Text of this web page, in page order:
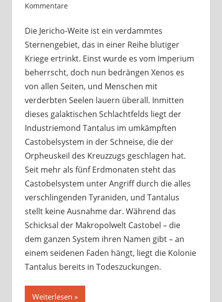
Kommentare
Die Jericho-Weite ist ein verdammtes
Sternengebiet, das in einer Reihe blutiger
Kriege ertrinkt. Einst wurde es vom Imperium
beherrscht, doch nun bedrängen Xenos es
von allen Seiten, und Menschen mit
verderbten Seelen lauern überall. Inmitten
dieses galaktischen Schlachtfelds liegt der
Industriemond Tantalus im umkämpften
Castobelsystem in der Schneise, die der
Orpheuskeil des Kreuzzugs geschlagen hat.
Seit mehr als fünf Erdmonaten steht das
Castobelsystem unter Angriff durch die alles
verschlingenden Tyraniden, und Tantalus
stellt keine Ausnahme dar. Während das
Schicksal der Makropolwelt Castobel – die
dem ganzen System ihren Namen gibt – an
einem seidenen Faden hängt, liegt die Kolonie
Tantalus bereits in Todeszuckungen.
Weiterlesen